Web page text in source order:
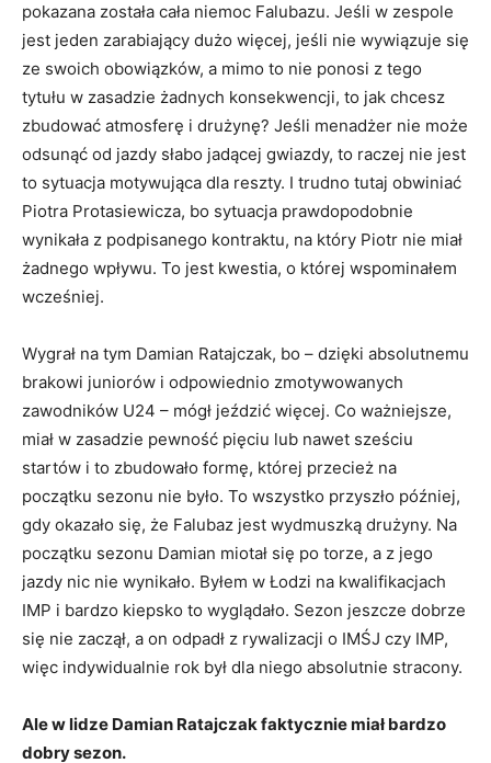
pokazana została cała niemoc Falubazu. Jeśli w zespole
jest jeden zarabiający dużo więcej, jeśli nie wywiązuje się
ze swoich obowiązków, a mimo to nie ponosi z tego
tytułu w zasadzie żadnych konsekwencji, to jak chcesz
zbudować atmosferę i drużynę? Jeśli menadżer nie może
odsunąć od jazdy słabo jadącej gwiazdy, to raczej nie jest
to sytuacja motywująca dla reszty. I trudno tutaj obwiniać
Piotra Protasiewicza, bo sytuacja prawdopodobnie
wynikała z podpisanego kontraktu, na który Piotr nie miał
żadnego wpływu. To jest kwestia, o której wspominałem
wcześniej.
Wygrał na tym Damian Ratajczak, bo – dzięki absolutnemu
brakowi juniorów i odpowiednio zmotywowanych
zawodników U24 – mógł jeździć więcej. Co ważniejsze,
miał w zasadzie pewność pięciu lub nawet sześciu
startów i to zbudowało formę, której przecież na
początku sezonu nie było. To wszystko przyszło później,
gdy okazało się, że Falubaz jest wydmuszką drużyny. Na
początku sezonu Damian miotał się po torze, a z jego
jazdy nic nie wynikało. Byłem w Łodzi na kwalifikacjach
IMP i bardzo kiepsko to wyglądało. Sezon jeszcze dobrze
się nie zaczął, a on odpadł z rywalizacji o IMŚJ czy IMP,
więc indywidualnie rok był dla niego absolutnie stracony.
Ale w lidze Damian Ratajczak faktycznie miał bardzo
dobry sezon.